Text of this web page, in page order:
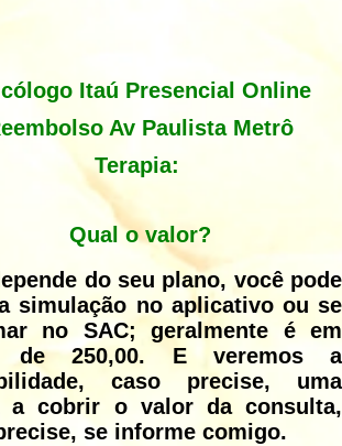
Itaú Presencial Online
Av Paulista Metrô
Terapia:
Qual o valor?
do seu plano, você pode
simulação no aplicativo ou se
no SAC; geralmente é em
de 250,00. E veremos a
caso precise, uma
a cobrir o valor da consulta,
se informe comigo.